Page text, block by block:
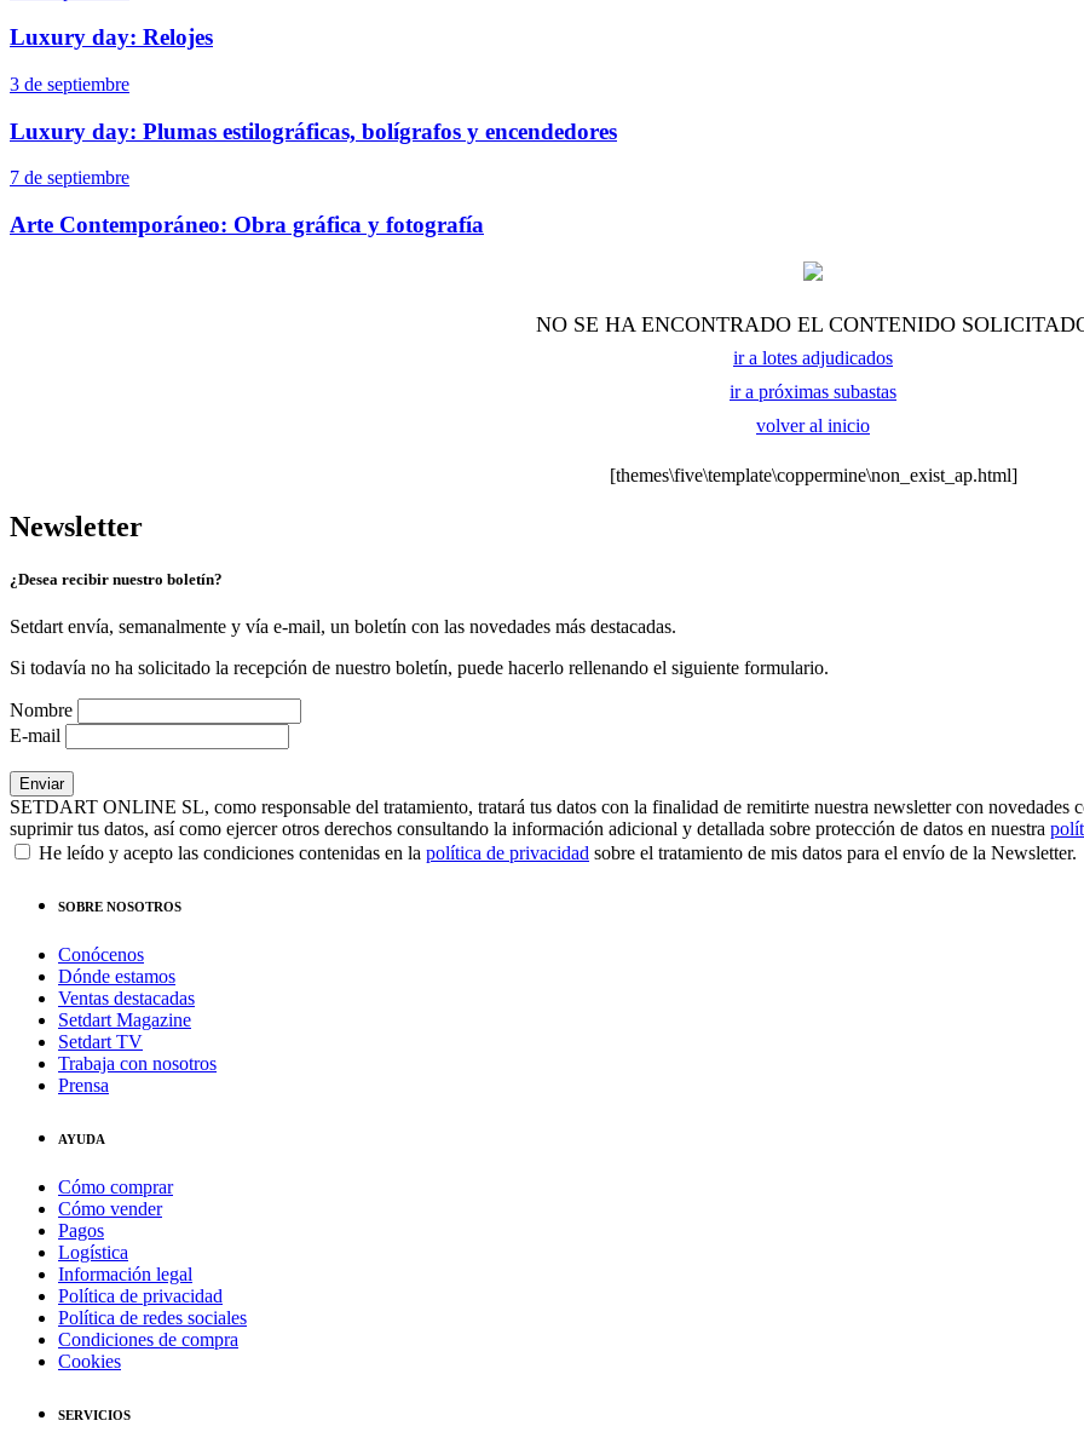
Luxury day: Relojes
3 de septiembre
Luxury day: Plumas estilográficas, bolígrafos y encendedores
7 de septiembre
Arte Contemporáneo: Obra gráfica y fotografía
NO SE HA ENCONTRADO EL CONTENIDO
ir a lotes adjudicados
ir a próximas subastas
volver al inicio
[themes\five\template\coppermine\non_exist_ap.html]
Newsletter
¿Desea recibir nuestro boletín?
Setdart envía, semanalmente y vía e-mail, un boletín con las novedades más destacadas.
Si todavía no ha solicitado la recepción de nuestro boletín, puede hacerlo rellenando el siguiente formulario.
Nombre
E-mail
SETDART ONLINE SL, como responsable del tratamiento, tratará tus datos con la finalidad de remitirte nuestra newsletter con novedades
suprimir tus datos, así como ejercer otros derechos consultando la información adicional y detallada sobre protección de datos en nuestra
He leído y acepto las condiciones contenidas en la política de privacidad sobre el tratamiento de mis datos para el envío de la Newsletter.
SOBRE NOSOTROS
Conócenos
Dónde estamos
Ventas destacadas
Setdart Magazine
Setdart TV
Trabaja con nosotros
Prensa
AYUDA
Cómo comprar
Cómo vender
Pagos
Logística
Información legal
Política de privacidad
Política de redes sociales
Condiciones de compra
Cookies
SERVICIOS